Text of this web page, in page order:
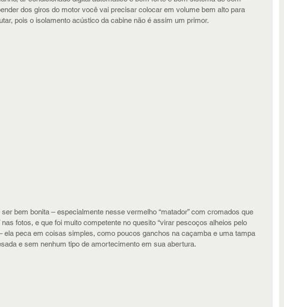
dos giros do motor você vai precisar colocar em volume bem alto para
pois o isolamento acústico da cabine não é assim um primor.
bem bonita – especialmente nesse vermelho “matador” com cromados que
fotos, e que foi muito competente no quesito “virar pescoços alheios pelo
ela peca em coisas simples, como poucos ganchos na caçamba e uma tampa
e sem nenhum tipo de amortecimento em sua abertura.